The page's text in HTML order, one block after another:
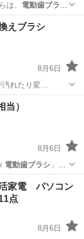
、 電動歯ブラシ
けでは… を除
えブラシ
8月6日
れたり変…
ブラシ
）
8月6日
電動歯ブラシ」と
家電 パソコン
点
8月6日